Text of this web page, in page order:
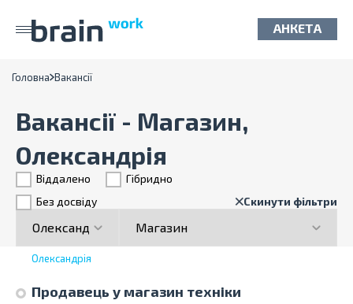
АНКЕТА
Головна Вакансії
Вакансії - Магазин,
Олександрія
Віддалено
Гiбридно
Без досвіду
Скинути фільтри
Олександрія
Продавець у магазин техніки